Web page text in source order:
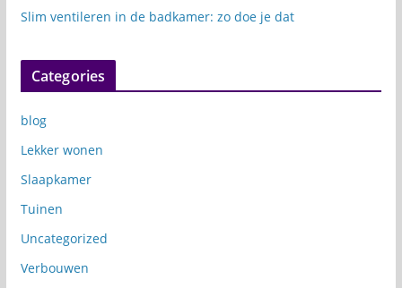
Slim ventileren in de badkamer: zo doe je dat
Categories
blog
Lekker wonen
Slaapkamer
Tuinen
Uncategorized
Verbouwen